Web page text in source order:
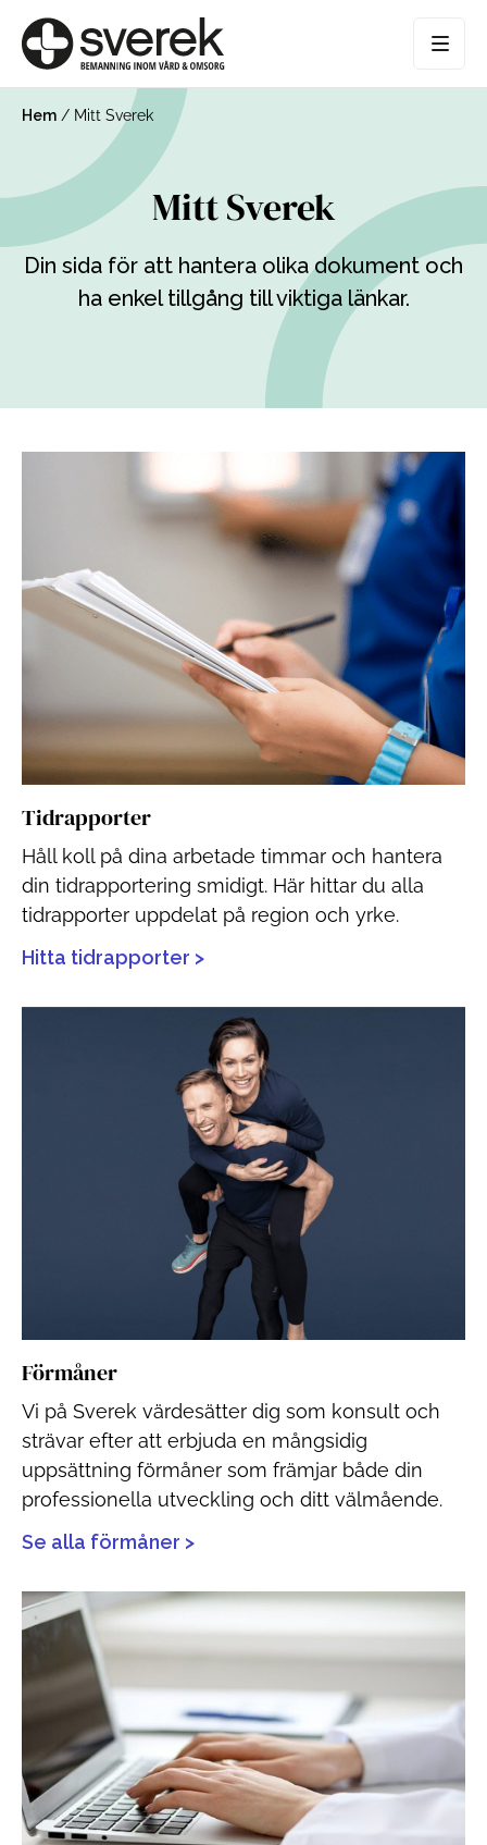
Hem / Mitt Sverek
Mitt Sverek
Din sida för att hantera olika dokument och
ha enkel tillgång till viktiga länkar.
Tidrapporter
Håll koll på dina arbetade timmar och hantera
din tidrapportering smidigt. Här hittar du alla
tidrapporter uppdelat på region och yrke.
Hitta tidrapporter >
Förmåner
Vi på Sverek värdesätter dig som konsult och
strävar efter att erbjuda en mångsidig
uppsättning förmåner som främjar både din
professionella utveckling och ditt välmående.
Se alla förmåner >